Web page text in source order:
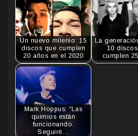
Un nuevo milenio: 15
discos que cumplen
20 años en el 2020
La
10
cumplen
Mark Hoppus: “Las
quimios están
funcionando.
Seguiré…